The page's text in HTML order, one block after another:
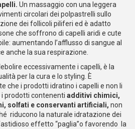
. Un massaggio con una leggera
circolari dei polpastrelli sullo
dei follicoli piliferi ed è adatto
che soffrono di capelli aridi e cute
aumentando l’afflusso di sangue al
anche la sua respirazione.
eccessivamente i capelli, è la
per la cura e lo styling. È
che i prodotti idratino i capelli e non li
prodotti contenenti additivi chimici,
solfati e conservanti artificiali, non
riducono la naturale idratazione dei
effetto “paglia”o favorendo la